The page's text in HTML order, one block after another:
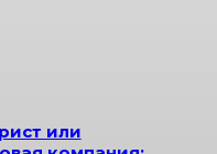
или